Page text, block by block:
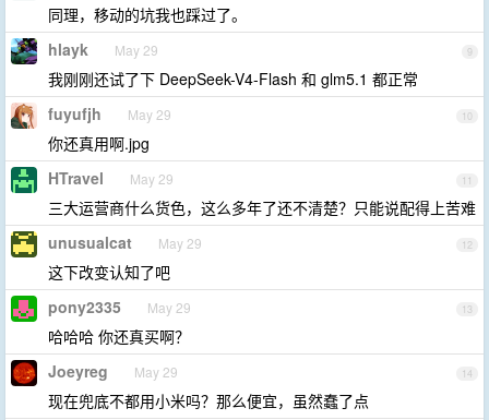
同理，移动的坑我也踩过了。
9
hlayk May 29
我刚刚还试了下 DeepSeek-V4-Flash 和 glm5.1 都正常
10
fuyufjh May 29
你还真用啊.jpg
11
HTravel May 29
三大运营商什么货色，这么多年了还不清楚？只能说配得上苦难
12
unusualcat May 29
这下改变认知了吧
13
pony2335 May 29
哈哈哈 你还真买啊？
14
Joeyreg May 29
现在兜底不都用小米吗？那么便宜，虽然蠢了点